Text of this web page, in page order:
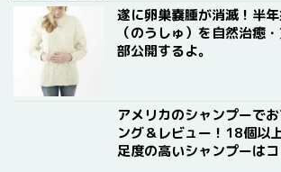
遂に卵巣嚢腫が消滅！半
（のうしゅ）を自然治癒
部公開するよ。
アメリカのシャンプーで
ング＆レビュー！18個以
足度の高いシャンプーはコ